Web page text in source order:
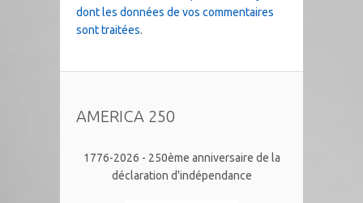
dont les données de vos commentaires
sont traitées.
AMERICA 250
1776-2026 - 250ème anniversaire de la
déclaration d'indépendance